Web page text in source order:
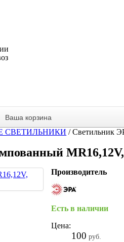
Ваша корзина
СВЕТИЛЬНИКИ /Светильник
Производитель
Есть в наличии
Цена:
100 руб.